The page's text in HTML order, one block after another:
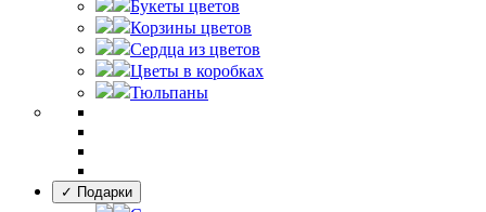
Букеты цветов
Корзины цветов
Сердца из цветов
Цветы в коробках
Тюльпаны
✓ Подарки